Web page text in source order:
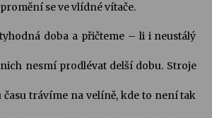
se ve vlídné vítače.
doba a přičteme – li i neustálý
nesmí prodlévat delší dobu. Stroje
času trávíme na velíně, kde to není tak